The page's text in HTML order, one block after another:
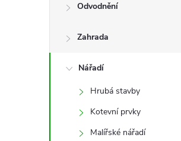
Odvodnění
Zahrada
Nářadí
Hrubá stavby
Kotevní prvky
Malířské nářadí